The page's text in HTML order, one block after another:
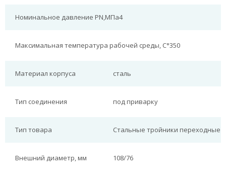
Номинальное давление PN,МПа4
Максимальная температура рабочей среды, С°350
Материал корпуса сталь
Тип соединения под приварку
Тип товара Стальные тройники переходные
Внешний диаметр, мм 108/76